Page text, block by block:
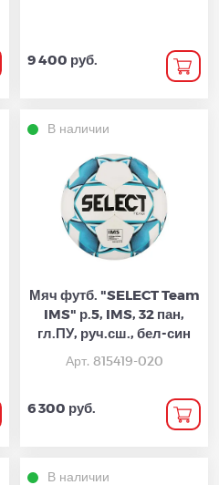
9 400 руб.
В наличии
Мяч футб. "SELECT Team
IMS" р.5, IMS, 32 пан,
гл.ПУ, руч.сш., бел-син
Арт. 815419-020
6 300 руб.
В наличии